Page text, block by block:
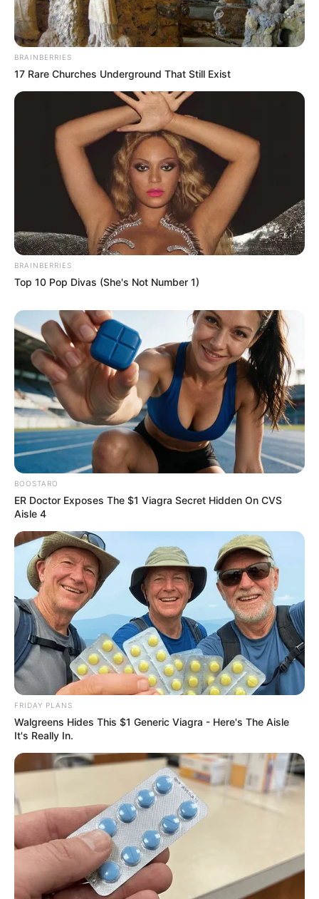
TAGS
ΕΥΒΟΙΑ
BRAINBERRIES
17 Rare Churches Underground That Still Exist
BRAINBERRIES
Top 10 Pop Divas (She's Not Number 1)
BOOSTARO
ER Doctor Exposes The $1 Viagra Secret Hidden On CVS
Aisle 4
FRIDAY PLANS
Walgreens Hides This $1 Generic Viagra - Here's The Aisle
It's Really In.